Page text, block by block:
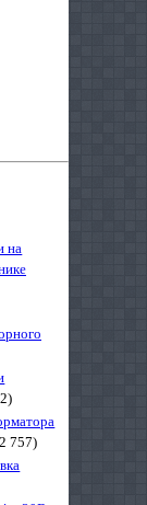
на
757)